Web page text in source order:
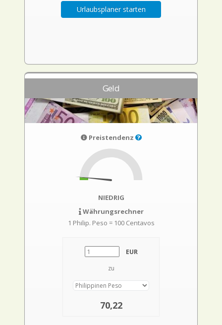
Urlaubsplaner starten
Geld
Preistendenz
NIEDRIG
Währungsrechner
1 Philip. Peso = 100 Centavos
EUR
zu
70,22